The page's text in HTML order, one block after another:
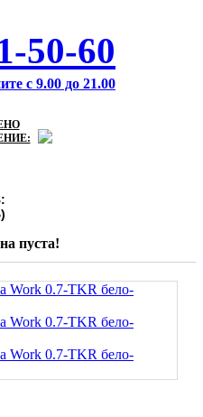
50-60
с 9.00 до 21.00
пуста!